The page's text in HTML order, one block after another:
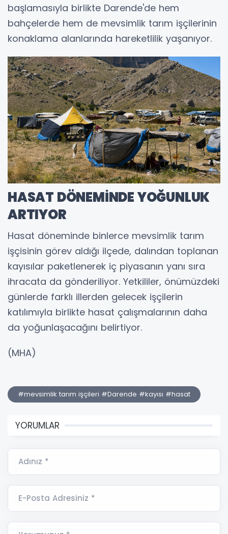
başlamasıyla birlikte Darende'de hem
bahçelerde hem de mevsimlik tarım işçilerinin
konaklama alanlarında hareketlilik yaşanıyor.
HASAT DÖNEMİNDE YOĞUNLUK
ARTIYOR
Hasat döneminde binlerce mevsimlik tarım
işçisinin görev aldığı ilçede, dalından toplanan
kayısılar paketlenerek iç piyasanın yanı sıra
ihracata da gönderiliyor. Yetkililer, önümüzdeki
günlerde farklı illerden gelecek işçilerin
katılımıyla birlikte hasat çalışmalarının daha
da yoğunlaşacağını belirtiyor.
(MHA)
#mevsimlik tarım işçileri #Darende #kayısı #hasat
YORUMLAR
Adınız *
E-Posta Adresiniz *